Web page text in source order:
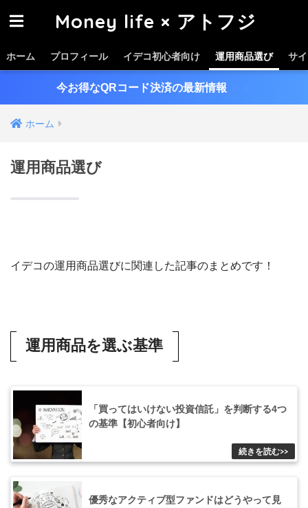
Money life × アトフジ
ホーム プロフィール イデコ初心者向け 運用商品選び サ
今お得なQRコード決済の最新情報
ホーム
運用商品選び
イデコの運用商品選びに関連した記事のまとめです！
運用商品を選ぶ基準
「買ってはいけない投資信託」を判断する4つ
の基準【初心者向け】
優秀なアクティブ型ファンドはどうやって見